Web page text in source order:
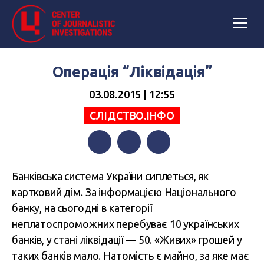
Операція “Ліквідація”
03.08.2015 | 12:55
СЛІДСТВО.ІНФО
Банківська система України сиплеться, як
картковий дім. За інформацією Національного
банку, на сьогодні в категорії
неплатоспроможних перебуває 10 українських
банків, у стані ліквідації — 50. «Живих» грошей у
таких банків мало. Натомість є майно, за яке має